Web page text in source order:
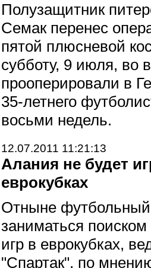
Полузащитник
Семак перенес
пятой плюсневой
субботу, 9 июля, во
прооперировали в
35-летнего
восьми недель.
12.07.2011 11:21:13
Алания не будет
еврокубках
Отныне футбольный
заниматься
игр в еврокубках,
"Спартак", по